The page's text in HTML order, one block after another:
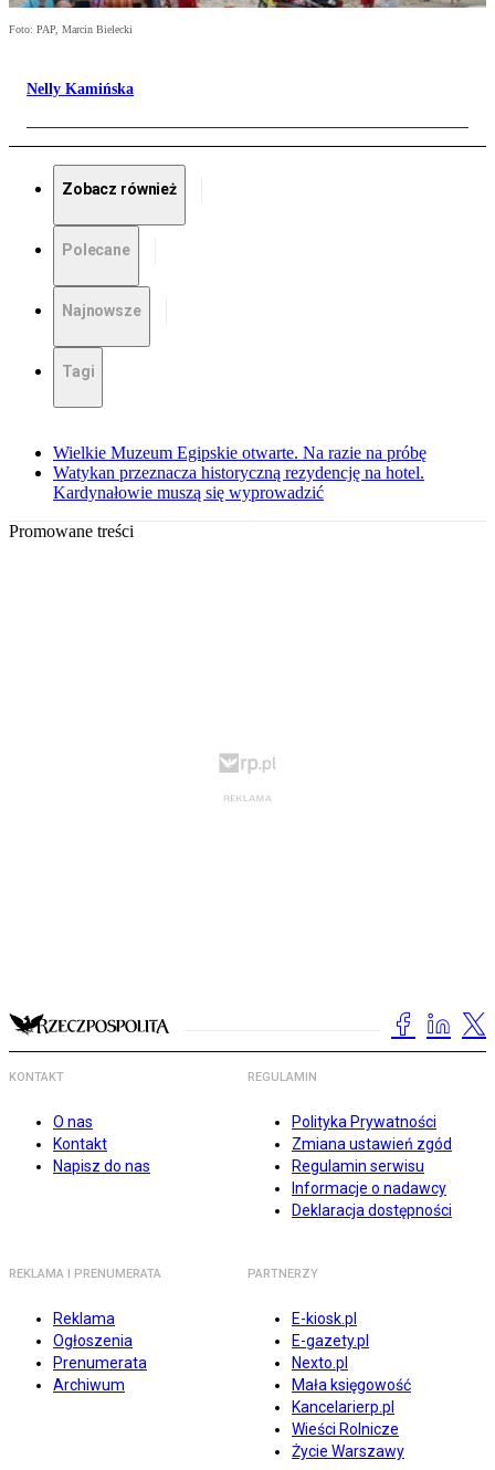
Foto: PAP, Marcin Bielecki
Nelly Kamińska
Zobacz również
Polecane
Najnowsze
Tagi
Wielkie Muzeum Egipskie otwarte. Na razie na próbę
Watykan przeznacza historyczną rezydencję na hotel.
Kardynałowie muszą się wyprowadzić
Promowane treści
KONTAKT
O nas
Kontakt
Napisz do nas
REGULAMIN
Polityka Prywatności
Zmiana ustawień zgód
Regulamin serwisu
Informacje o nadawcy
Deklaracja dostępności
REKLAMA I PRENUMERATA
Reklama
Ogłoszenia
Prenumerata
Archiwum
PARTNERZY
E-kiosk.pl
E-gazety.pl
Nexto.pl
Mała księgowość
Kancelarierp.pl
Wieści Rolnicze
Życie Warszawy